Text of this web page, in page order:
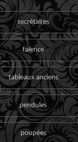
secrétaires
faïence
tableaux anciens
pendules
poupées